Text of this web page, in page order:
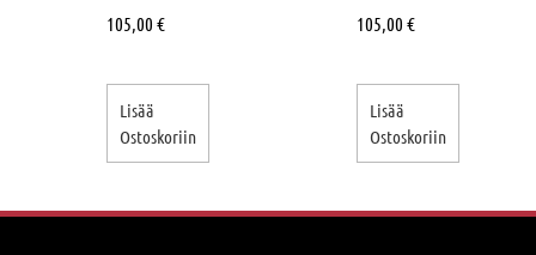
105,00 €
Lisää
Ostoskoriin
105,00 €
Lisää
Ostoskoriin